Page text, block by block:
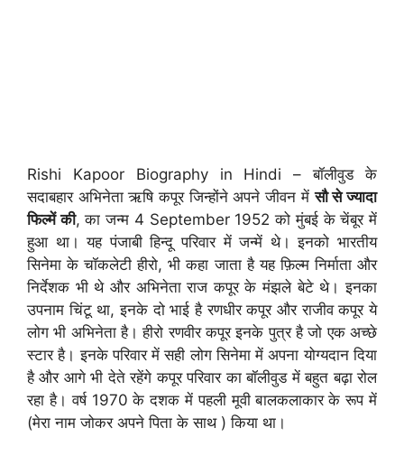
Rishi Kapoor Biography in Hindi – बॉलीवुड के
सदाबहार अभिनेता ऋषि कपूर जिन्होंने अपने जीवन मेंसौ से ज्यादा
फिल्में की, का जन्म 4 September 1952 को मुंबई के चेंबूर में
हुआ था। यह पंजाबी हिन्दू परिवार में जन्में थे। इनको भारतीय
सिनेमा के चॉकलेटी हीरो, भी कहा जाता है यह फ़िल्म निर्माता और
निर्देशक भी थे और अभिनेता राज कपूर के मंझले बेटे थे। इनका
उपनाम चिंटू था, इनके दो भाई है रणधीर कपूर और राजीव कपूर ये
लोग भी अभिनेता है। हीरो रणवीर कपूर इनके पुत्र है जो एक अच्छे
स्टार है। इनके परिवार में सही लोग सिनेमा में अपना योग्यदान दिया
है और आगे भी देते रहेंगे कपूर परिवार का बॉलीवुड में बहुत बढ़ा रोल
रहा है। वर्ष 1970 के दशक में पहली मूवी बालकलाकार के रूप में
(मेरा नाम जोकर अपने पिता के साथ ) किया था।